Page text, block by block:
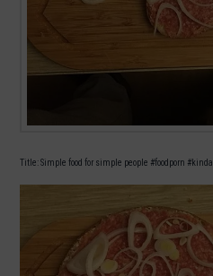
Title: Simple food for simple people #foodporn #kinda